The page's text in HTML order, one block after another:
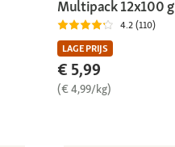
Multipack 12x100 g
4.2 (110)
LAGE PRIJS
€ 5,99
(€ 4,99/kg)